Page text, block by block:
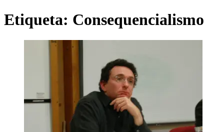
Etiqueta: Consequencialismo